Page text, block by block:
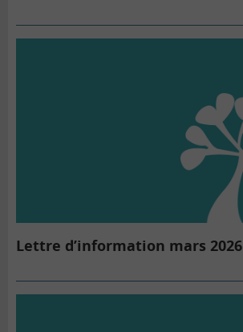
Lettre d’information mars 2026